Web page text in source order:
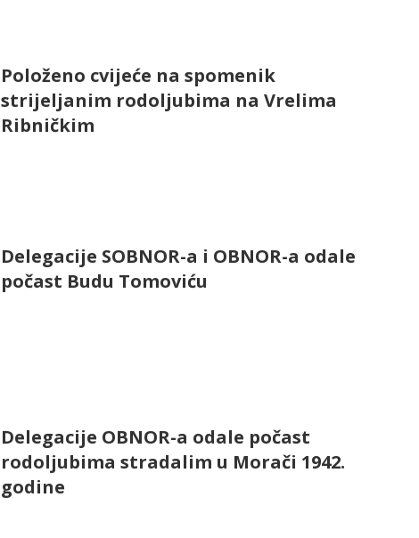
Položeno cvijeće na spomenik
strijeljanim rodoljubima na Vrelima
Ribničkim
Delegacije SOBNOR-a i OBNOR-a odale
počast Budu Tomoviću
Delegacije OBNOR-a odale počast
rodoljubima stradalim u Morači 1942.
godine